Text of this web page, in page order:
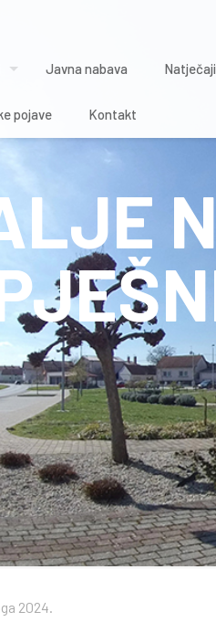
Javna nabava Natječaji
pojave Kontakt
2024.